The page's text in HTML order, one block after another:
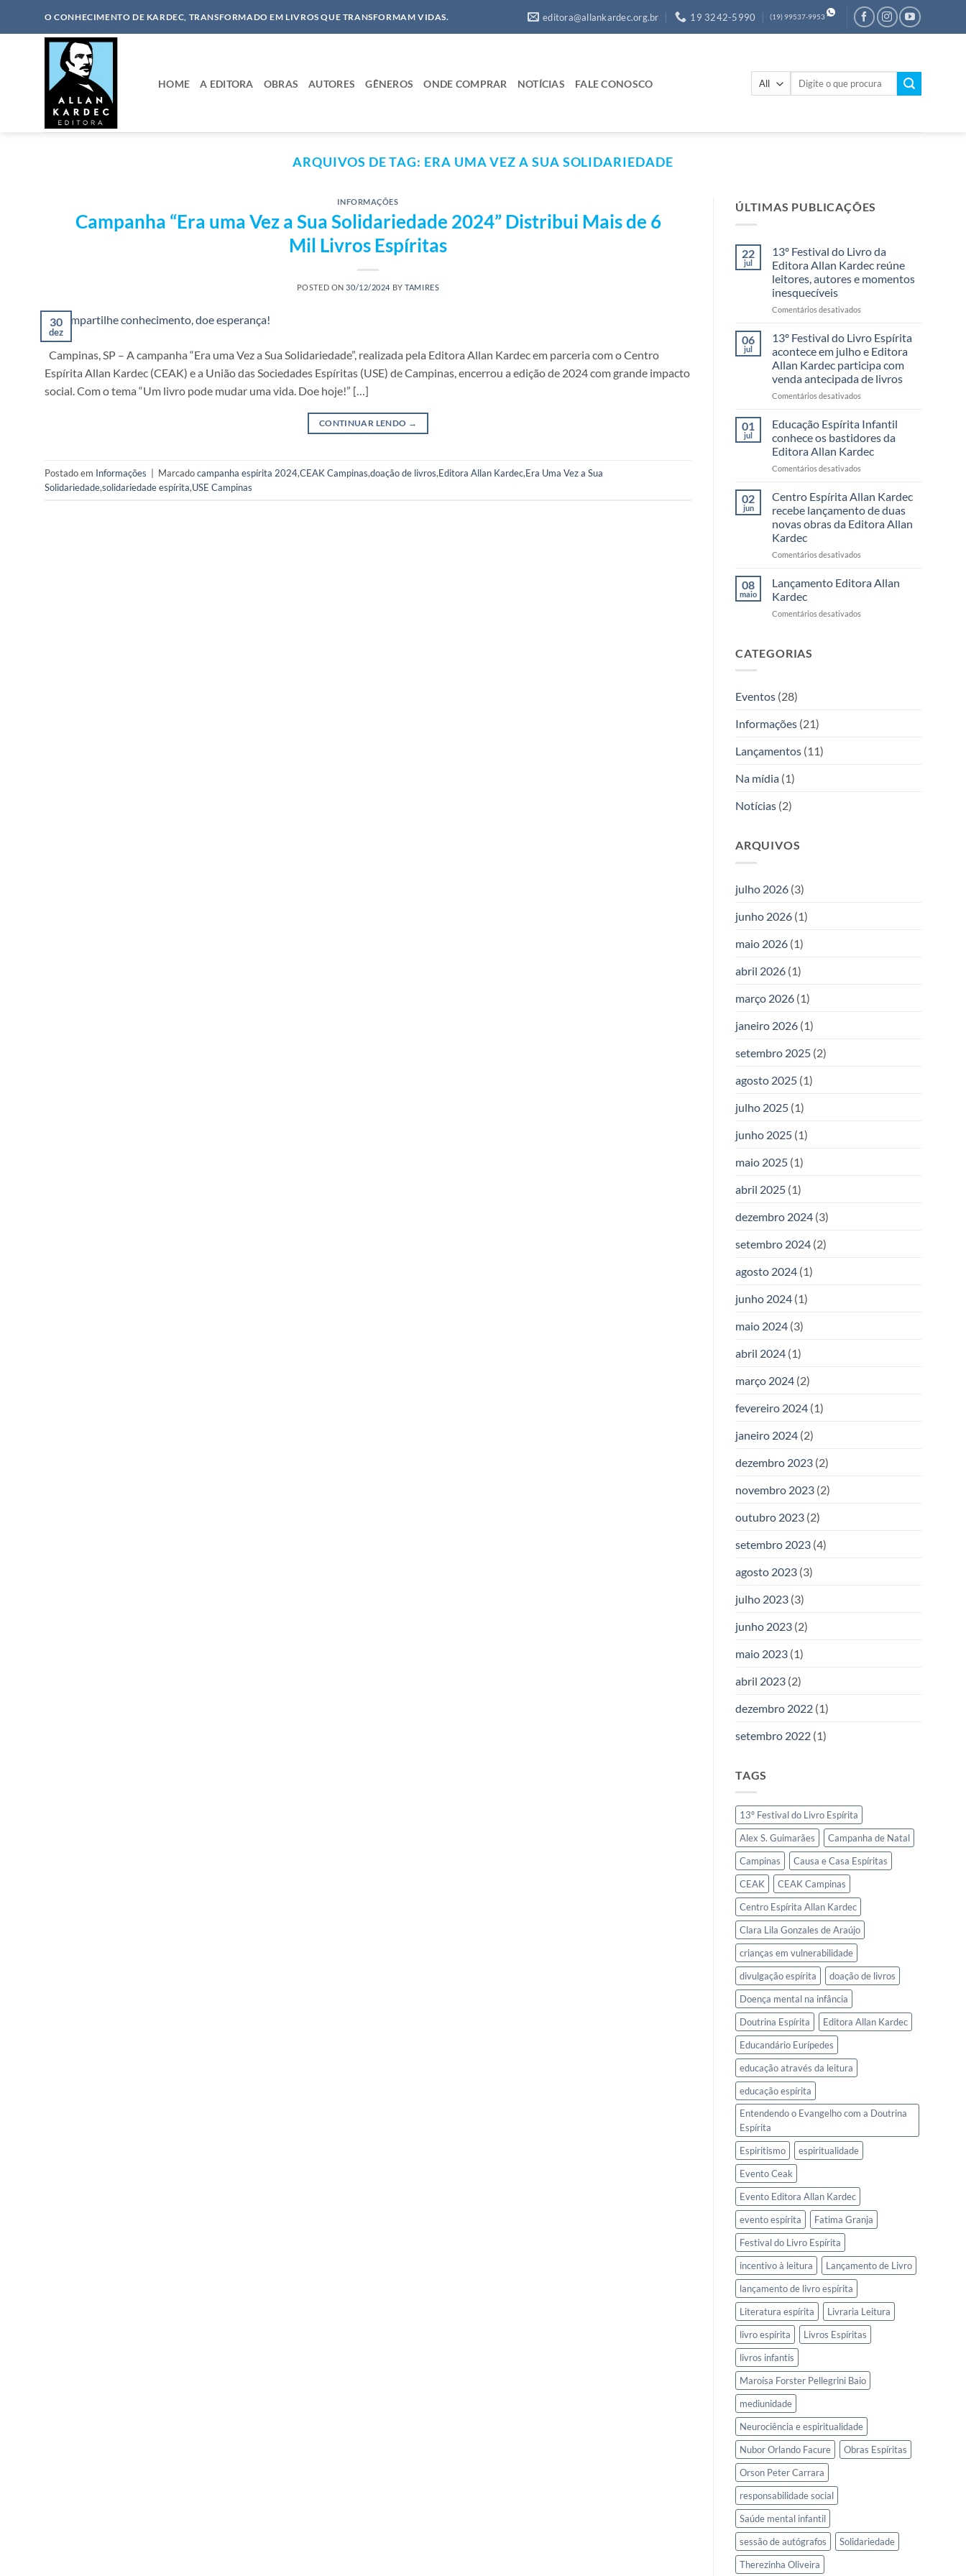
O CONHECIMENTO DE KARDEC, TRANSFORMADO EM LIVROS QUE TRANSFORMAM VIDAS. editora@allankardec.org.br 19 3242-5990 (19) 99537-9953
HOME A EDITORA OBRAS AUTORES GÊNEROS ONDE COMPRAR NOTÍCIAS FALE CONOSCO
Pesquisar
ARQUIVOS DE TAG: ERA UMA VEZ A SUA SOLIDARIEDADE
INFORMAÇÕES
Campanha “Era uma Vez a Sua Solidariedade 2024” Distribui Mais de 6
Mil Livros Espíritas
POSTED ON30/12/2024 BYTAMIRES
30
dez
Campinas, SP – A campanha “Era uma Vez a Sua Solidariedade”, realizada pela Editora Allan Kardec em parceria com o Centro
Espírita Allan Kardec (CEAK) e a União das Sociedades Espíritas (USE) de Campinas, encerrou a edição de 2024 com grande impacto
social. Com o tema “Um livro pode mudar uma vida. Doe hoje!” […]
CONTINUAR LENDO →
Postado em Informações Marcadocampanha espírita 2024,CEAK Campinas,doação de livros,Editora Allan Kardec,Era Uma Vez a Sua
Solidariedade,solidariedade espírita,USE Campinas
ÚLTIMAS PUBLICAÇÕES
22
jul
13º Festival do Livro da
Editora Allan Kardec reúne
leitores, autores e momentos
inesquecíveis
Comentários desativados
Festival
do
Livro
da
Editora
reúne
leitores,
autores
e
06
jul
13º Festival do Livro Espírita
acontece em julho e Editora
Allan Kardec participa com
venda antecipada de livros
Comentários desativados
Festival
do
Livro
Espírita
acontece
julho
Editora
Allan
venda
antecipada
livros
01
jul
Educação Espírita Infantil
conhece os bastidores da
Editora Allan Kardec
Comentários desativados
Espírita
Infantil
conhece
os
Allan
Kardec
02
jun
Centro Espírita Allan Kardec
recebe lançamento de duas
novas obras da Editora Allan
Kardec
Comentários desativados
Espírita
Allan
recebe
08
maio
Lançamento Editora Allan
Kardec
Comentários desativados
CATEGORIAS
Eventos (28)
Informações (21)
Lançamentos (11)
Na mídia (1)
Notícias (2)
ARQUIVOS
julho 2026 (3)
junho 2026 (1)
maio 2026 (1)
abril 2026 (1)
março 2026 (1)
janeiro 2026 (1)
setembro 2025 (2)
agosto 2025 (1)
julho 2025 (1)
junho 2025 (1)
maio 2025 (1)
abril 2025 (1)
dezembro 2024 (3)
setembro 2024 (2)
agosto 2024 (1)
junho 2024 (1)
maio 2024 (3)
abril 2024 (1)
março 2024 (2)
fevereiro 2024 (1)
janeiro 2024 (2)
dezembro 2023 (2)
novembro 2023 (2)
outubro 2023 (2)
setembro 2023 (4)
agosto 2023 (3)
julho 2023 (3)
junho 2023 (2)
maio 2023 (1)
abril 2023 (2)
dezembro 2022 (1)
setembro 2022 (1)
TAGS
13º Festival do Livro Espírita
Alex S. Guimarães
Campanha de Natal
Campinas
Causa e Casa Espíritas
CEAK
CEAK Campinas
Centro Espírita Allan Kardec
Clara Lila Gonzales de Araújo
crianças em vulnerabilidade
divulgação espírita
doação de livros
Doença mental na infância
Doutrina Espírita
Editora Allan Kardec
Educandário Eurípedes
educação através da leitura
educação espírita
Entendendo o Evangelho com a Doutrina
Espírita
Espiritismo
espiritualidade
Evento Ceak
Evento Editora Allan Kardec
evento espírita
Fatima Granja
Festival do Livro Espírita
incentivo à leitura
Lançamento de Livro
lançamento de livro espírita
Literatura espírita
Livraria Leitura
livro espírita
Livros Espíritas
livros infantis
Maroísa Forster Pellegrini Baio
mediunidade
Neurociência e espiritualidade
Nubor Orlando Facure
Obras Espíritas
Orson Peter Carrara
responsabilidade social
Saúde mental infantil
sessão de autógrafos
Solidariedade
Therezinha Oliveira